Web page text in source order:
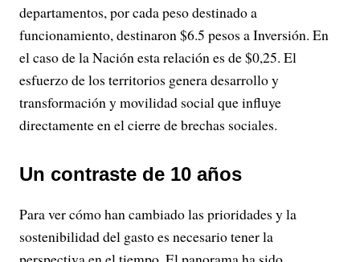
departamentos, por cada peso destinado a
funcionamiento, destinaron $6.5 pesos a Inversión. En
el caso de la Nación esta relación es de $0,25. El
esfuerzo de los territorios genera desarrollo y
transformación y movilidad social que influye
directamente en el cierre de brechas sociales.
Un contraste de 10 años
Para ver cómo han cambiado las prioridades y la
sostenibilidad del gasto es necesario tener la